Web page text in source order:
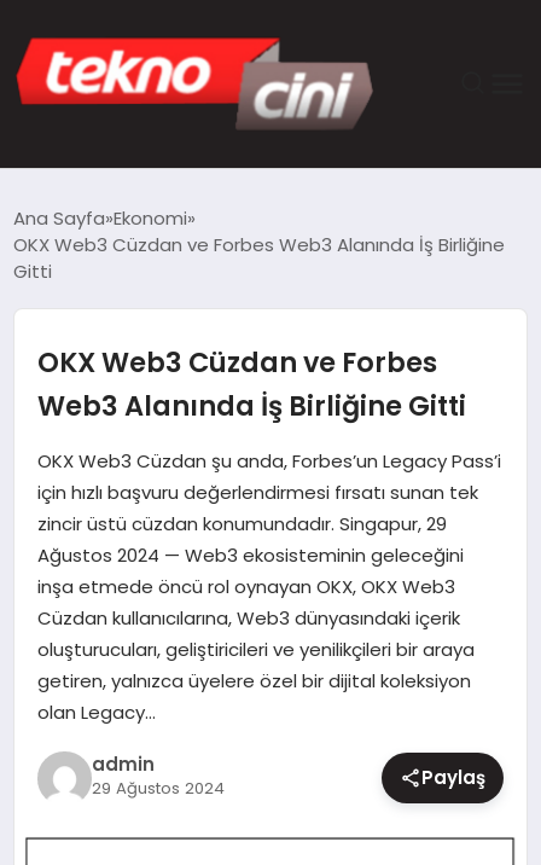
TEKNOLOJI
DÜNYA
MAGAZIN
Ana Sayfa Ekonomi
OKX Web3 Cüzdan ve Forbes Web3 Alanında İş Birliğine
Gitti
OKX Web3 Cüzdan ve Forbes
Web3 Alanında İş Birliğine Gitti
OKX Web3 Cüzdan şu anda, Forbes’un Legacy Pass’i
için hızlı başvuru değerlendirmesi fırsatı sunan tek
zincir üstü cüzdan konumundadır. Singapur, 29
Ağustos 2024 — Web3 ekosisteminin geleceğini
inşa etmede öncü rol oynayan OKX, OKX Web3
Cüzdan kullanıcılarına, Web3 dünyasındaki içerik
oluşturucuları, geliştiricileri ve yenilikçileri bir araya
getiren, yalnızca üyelere özel bir dijital koleksiyon
olan Legacy…
admin
29 Ağustos 2024 Paylaş